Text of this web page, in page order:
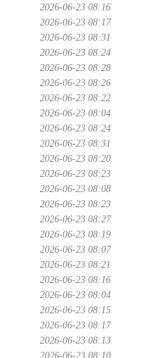
2026-06-23 08:16
2026-06-23 08:17
2026-06-23 08:31
2026-06-23 08:24
2026-06-23 08:28
2026-06-23 08:26
2026-06-23 08:22
2026-06-23 08:04
2026-06-23 08:24
2026-06-23 08:31
2026-06-23 08:20
2026-06-23 08:23
2026-06-23 08:08
2026-06-23 08:23
2026-06-23 08:27
2026-06-23 08:19
2026-06-23 08:07
2026-06-23 08:21
2026-06-23 08:16
2026-06-23 08:04
2026-06-23 08:15
2026-06-23 08:17
2026-06-23 08:13
2026-06-23 08:10